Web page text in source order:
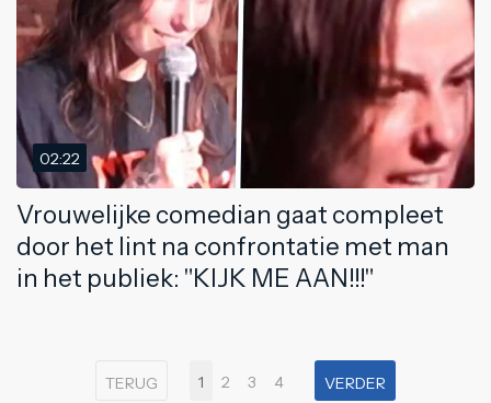
02:22
Vrouwelijke comedian gaat compleet
door het lint na confrontatie met man
in het publiek: "KIJK ME AAN!!!"
TERUG 1 2 3 4 VERDER